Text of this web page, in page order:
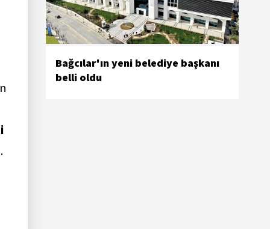
Bağcılar'ın yeni belediye başkanı
belli oldu